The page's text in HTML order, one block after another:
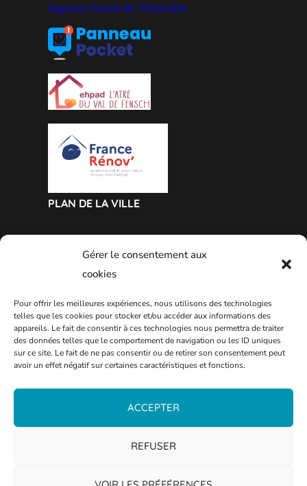
Gérer le consentement aux
cookies
Pour offrir les meilleures expériences, nous utilisons des technologies
telles que les cookies pour stocker et/ou accéder aux informations des
appareils. Le fait de consentir à ces technologies nous permettra de traiter
des données telles que le comportement de navigation ou les ID uniques
sur ce site. Le fait de ne pas consentir ou de retirer son consentement peut
avoir un effet négatif sur certaines caractéristiques et fonctions.
ACCEPTER
REFUSER
Agence Vivest de Thionville
PLAN DE LA VILLE